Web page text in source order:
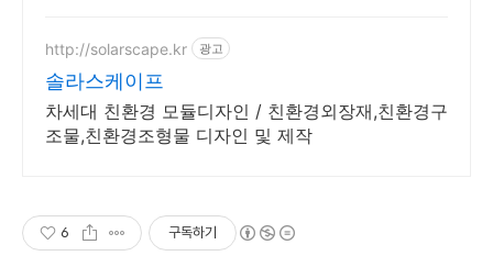
http://solarscape.kr 광고
솔라스케이프
차세대 친환경 모듈디자인 / 친환경외장재,친환경구
조물,친환경조형물 디자인 및 제작
6 구독하기